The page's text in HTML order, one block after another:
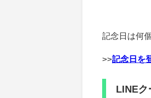
記念日は何
>>記念日を
LINEク